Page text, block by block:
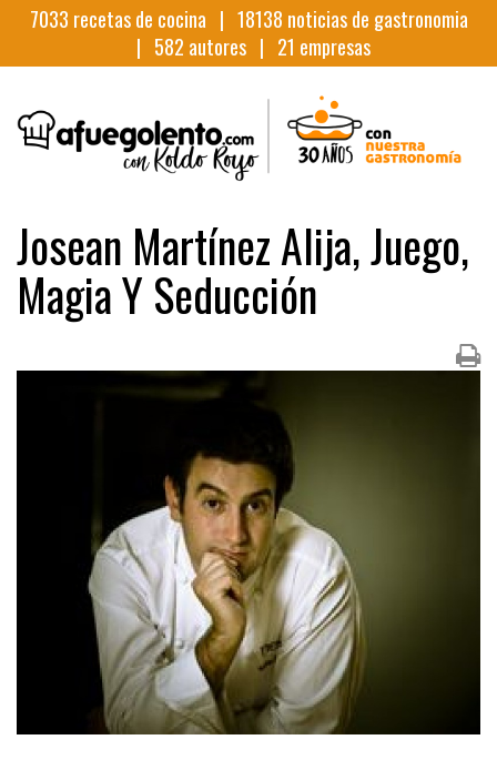
7033 recetas de cocina | 18138 noticias de gastronomia
| 582 autores | 21 empresas
Josean Martínez Alija, Juego,
Magia Y Seducción